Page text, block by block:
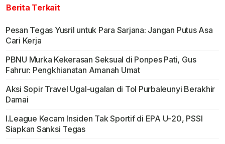
Berita Terkait
Pesan Tegas Yusril untuk Para Sarjana: Jangan Putus Asa
Cari Kerja
PBNU Murka Kekerasan Seksual di Ponpes Pati, Gus
Fahrur: Pengkhianatan Amanah Umat
Aksi Sopir Travel Ugal-ugalan di Tol Purbaleunyi Berakhir
Damai
I.League Kecam Insiden Tak Sportif di EPA U-20, PSSI
Siapkan Sanksi Tegas